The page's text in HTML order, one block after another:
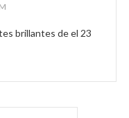
brillantes de el 23